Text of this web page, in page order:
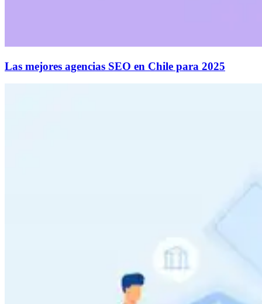
Las mejores agencias SEO en Chile para 2025